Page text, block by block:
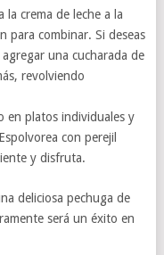
la crema de leche a la
para combinar. Si deseas
agregar una cucharada de
revolviendo
en platos individuales y
con perejil
y disfruta.
deliciosa pechuga de
será un éxito en